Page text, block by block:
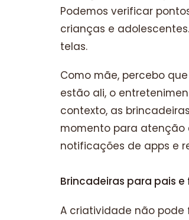
Podemos verificar
crianças e
telas.
Como mãe, percebo
estão ali, o
contexto, as
momento para atenção
notificações de apps e
Brincadeiras para pais e
A criatividade não